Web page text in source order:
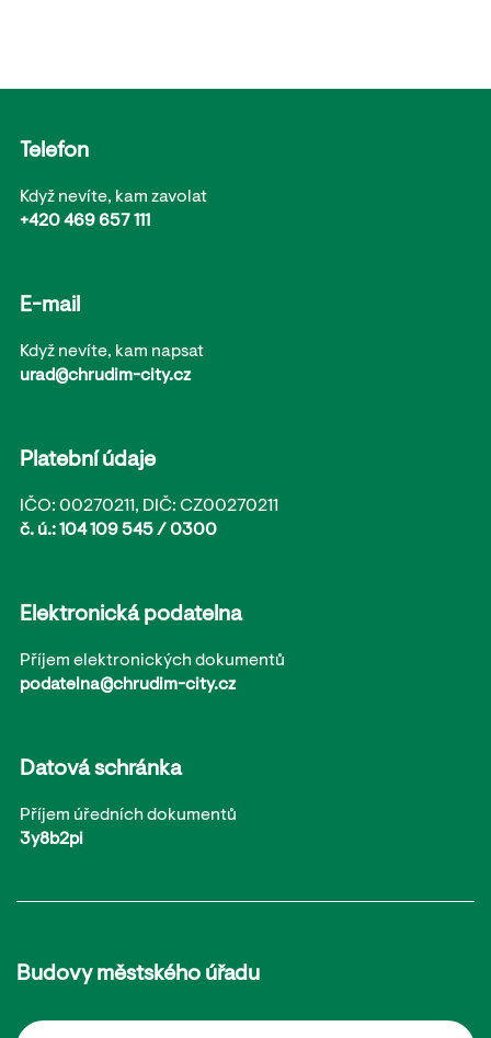
Telefon
Když nevíte, kam zavolat
+420 469 657 111
E-mail
Když nevíte, kam napsat
urad@chrudim-city.cz
Platební údaje
IČO: 00270211, DIČ: CZ00270211
č. ú.: 104 109 545 / 0300
Elektronická podatelna
Příjem elektronických dokumentů
podatelna@chrudim-city.cz
Datová schránka
Příjem úředních dokumentů
3y8b2pi
Budovy městského úřadu